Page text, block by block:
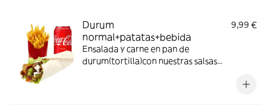
Durum
normal+patatas+bebida
9,99 €
Ensalada y carne en pan de
durum(tortilla)con nuestras salsas